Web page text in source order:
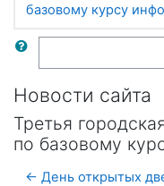
базовому курсу
Search
Новости сайта
Третья
по базовому
← День открытых